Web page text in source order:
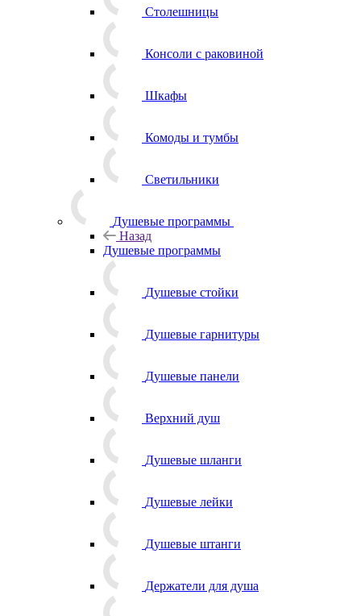
Столешницы
Консоли с раковиной
Шкафы
Комоды и тумбы
Светильники
Душевые программы
Назад
Душевые программы
Душевые стойки
Душевые гарнитуры
Душевые панели
Верхний душ
Душевые шланги
Душевые лейки
Душевые штанги
Держатели для душа